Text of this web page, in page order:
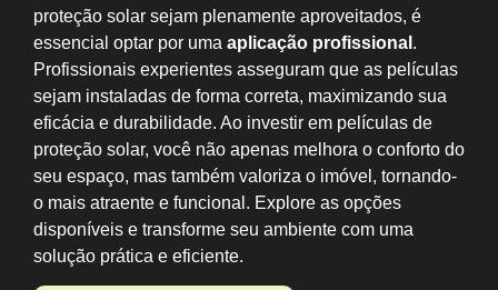
proteção solar sejam plenamente aproveitados, é
essencial optar por uma aplicação profissional .
Profissionais experientes asseguram que as películas
sejam instaladas de forma correta, maximizando sua
eficácia e durabilidade. Ao investir em películas de
proteção solar, você não apenas melhora o conforto do
seu espaço, mas também valoriza o imóvel, tornando-
o mais atraente e funcional. Explore as opções
disponíveis e transforme seu ambiente com uma
solução prática e eficiente.